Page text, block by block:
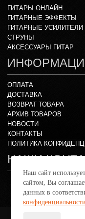
ГИТАРЫ ОНЛАЙН
ГИТАРНЫЕ ЭФФЕКТЫ
ГИТАРНЫЕ УСИЛИТЕЛИ
СТРУНЫ
АКСЕССУАРЫ ГИТАР
ОПЛАТА
ДОСТАВКА
ВОЗВРАТ ТОВАРА
АРХИВ ТОВАРОВ
НОВОСТИ
КОНТАКТЫ
ПОЛИТИКА
НАШИ
Тел: +7 (495) 984-78-68
г. Москва, Верхняя
пн - вс: с 10:00 до 21:00
Наш сайт
сайтом, Вы
данных в
конфиденциальности